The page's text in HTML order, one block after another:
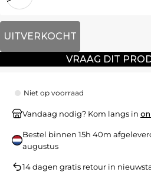
UITVERKOCHT
VRAAG DIT
Niet op voorraad
Vandaag nodig? Kom langs in
Bestel binnen 15h 40m
augustus
14 dagen gratis retour in